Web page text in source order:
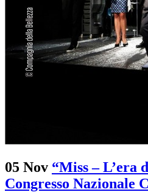
05 Nov “Miss – L’era
Congresso Nazionale